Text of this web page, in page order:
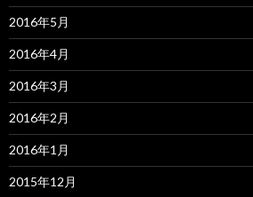
2016年5月
2016年4月
2016年3月
2016年2月
2016年1月
2015年12月